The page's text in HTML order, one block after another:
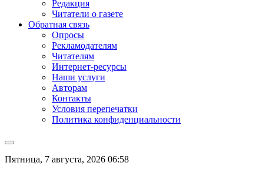
Редакция
Читатели о газете
Обратная связь
Опросы
Рекламодателям
Читателям
Интернет-ресурсы
Наши услуги
Авторам
Контакты
Условия перепечатки
Политика конфиденциальности
Пятница, 7 августа, 2026 06:58